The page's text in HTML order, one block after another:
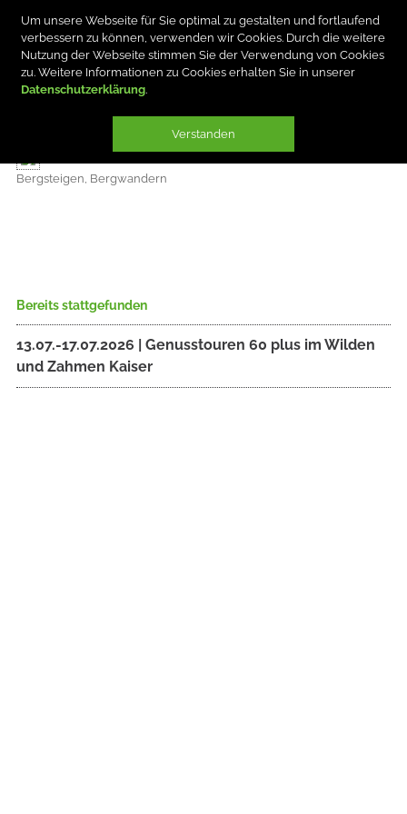
Um unsere Webseite für Sie optimal zu gestalten und fortlaufend
verbessern zu können, verwenden wir Cookies. Durch die weitere
Nutzung der Webseite stimmen Sie der Verwendung von Cookies
zu. Weitere Informationen zu Cookies erhalten Sie in unserer
Datenschutzerklärung
Verstanden
INGRID HANTKE
Bergsteigen, Bergwandern
Bereits stattgefunden
13.07.-17.07.2026 | Genusstouren 60 plus im Wilden
und Zahmen Kaiser